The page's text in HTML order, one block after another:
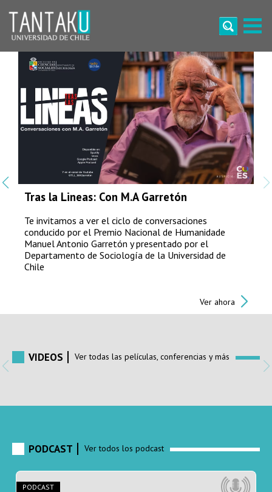
content
Tantaku
Conecta con la diversidad y cultura de Chile
Tras la Lineas: Con M.A Garretón
Te invitamos a ver el ciclo de conversaciones
conducido por el Premio Nacional de Humanidade
Manuel Antonio Garretón y presentado por el
Departamento de Sociología de la Universidad de
Chile
Ver ahora
VIDEOS Ver todas las películas, conferencias y más
PODCAST Ver todos los podcast
PODCAST